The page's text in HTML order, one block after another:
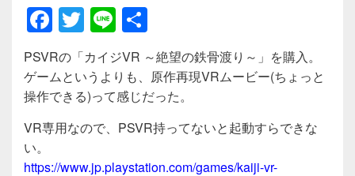
F
a
c
e
b
o
T
wi
tt
er
Li
n
e
有
PSVRの「カイジVR ～絶望の鉄骨渡り～」を購入。
ゲームというよりも、原作再現VRムービー(ちょっと
操作できる)って感じだった。
VR専用なので、PSVR持ってないと起動すらできな
い。
https://www.jp.playstation.com/games/kaiji-vr-